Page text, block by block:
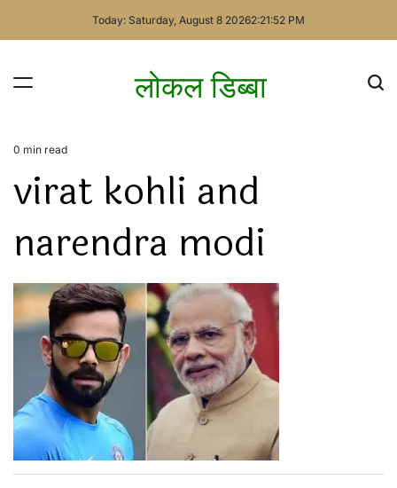
Today: Saturday, August 8 20262:21:52 PM
लोकल डिब्बा
Estimated
time
0 min read
virat kohli and
narendra modi